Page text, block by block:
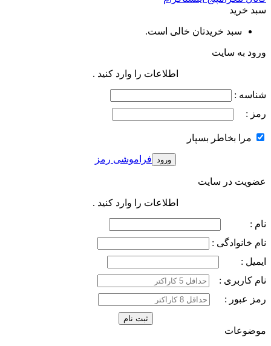
سبد خرید
سبد خریدتان خالی است.
ورود به سایت
اطلاعات را وارد کنید .
شناسه :
رمز :
مرا بخاطر بسپار
فراموشی رمز
عضویت در سایت
اطلاعات را وارد کنید .
نام :
نام خانوادگی :
ایمیل :
نام کاربری :
رمز عبور :
موضوعات